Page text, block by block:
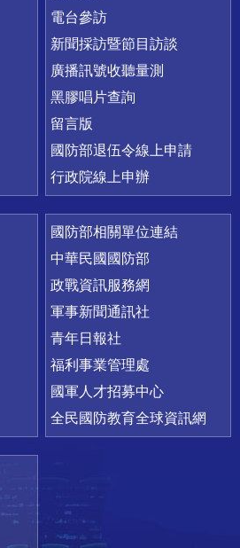
電台參訪
新聞採訪暨節目訪談
廣播訊號收聽量測
黑膠唱片查詢
留言版
國防部退伍令線上申請
行政院線上申辦
國防部相關單位連結
中華民國國防部
政戰資訊服務網
軍事新聞通訊社
青年日報社
福利事業管理處
國軍人才招募中心
全民國防教育全球資訊網